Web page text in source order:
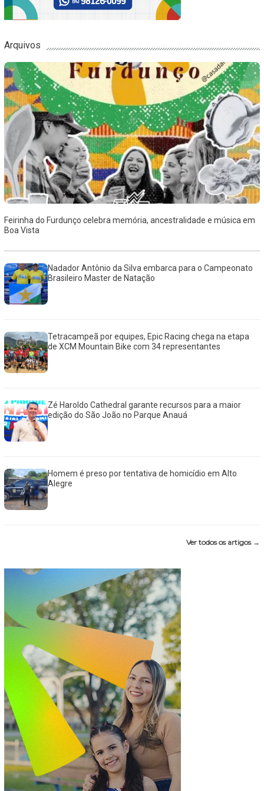
Arquivos
Feirinha do Furdunço celebra memória, ancestralidade e música em
Boa Vista
Nadador Antônio da Silva embarca para o Campeonato
Brasileiro Master de Natação
Tetracampeã por equipes, Epic Racing chega na etapa
de XCM Mountain Bike com 34 representantes
Zé Haroldo Cathedral garante recursos para a maior
edição do São João no Parque Anauá
Homem é preso por tentativa de homicídio em Alto
Alegre
Ver todos os artigos →